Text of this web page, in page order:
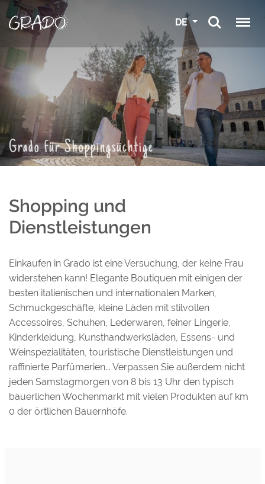
DE
Grado für Shoppingsüchtige
Shopping und
Dienstleistungen
Einkaufen in Grado ist eine Versuchung, der keine Frau
widerstehen kann! Elegante Boutiquen mit einigen der
besten italienischen und internationalen Marken,
Schmuckgeschäfte, kleine Läden mit stilvollen
Accessoires, Schuhen, Lederwaren, feiner Lingerie,
Kinderkleidung, Kunsthandwerksläden, Essens- und
Weinspezialitäten, touristische Dienstleistungen und
raffinierte Parfümerien... Verpassen Sie außerdem nicht
jeden Samstagmorgen von 8 bis 13 Uhr den typisch
bäuerlichen Wochenmarkt mit vielen Produkten auf km
0 der örtlichen Bauernhöfe.